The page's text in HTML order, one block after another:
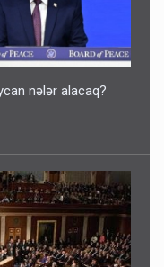
nələr alacaq?